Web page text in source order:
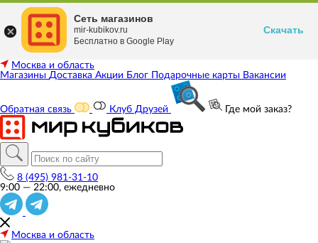
Москва и область
Магазины Доставка Акции Блог Подарочные карты Вакансии
Обратная связь Клуб Друзей Где мой заказ?
8 (495) 981-31-10
9:00 — 22:00, ежедневно
Москва и область
Сеть магазинов
mir-kubikov.ru
Бесплатно в Google Play
Скачать